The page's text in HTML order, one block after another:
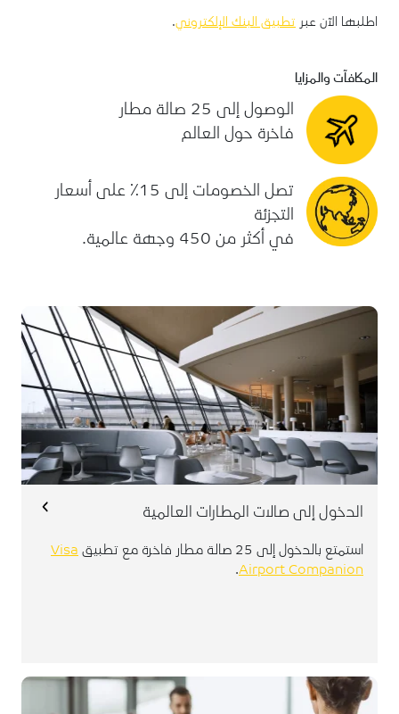
اطلبها الآن عبر تطبيق البنك الإلكتروني.
المكافآت والمزايا
الوصول إلى 25 صالة مطار
فاخرة حول العالم
تصل الخصومات إلى 15٪ على أسعار
التجزئة
في أكثر من 450 وجهة عالمية.
الدخول إلى صالات المطارات العالمية
استمتع بالدخول إلى 25 صالة مطار فاخرة مع تطبيق
Visa
Airport Companion
.
التسجيل في التطبيق ضروري لتفعيل ميزة الصالة لبطاقة فيزا
الاسترداد النقدي الائتمانية
الأهلية
: مجموع العمليات الدولية ١٠٠ دولار أمريكي خلال
٩٠ يوم.
سيطبق اعتبارًا من 2 فبراير 2026
أهلية الضيف:لصاحب البطاقة فقط, غير مسموح دخول
الضيوف.
عدد مرات الاستخدام المسموح بها قبل استيفاء شرط
الأهلية
: لا يُسمح بالاستخدام في حال عدم استيفاء شرط
اجمالي عدد مرات الاستخدام لكل سنة تقويمية بعد استيفاء
يمكن لحامل البطاقة الحجز